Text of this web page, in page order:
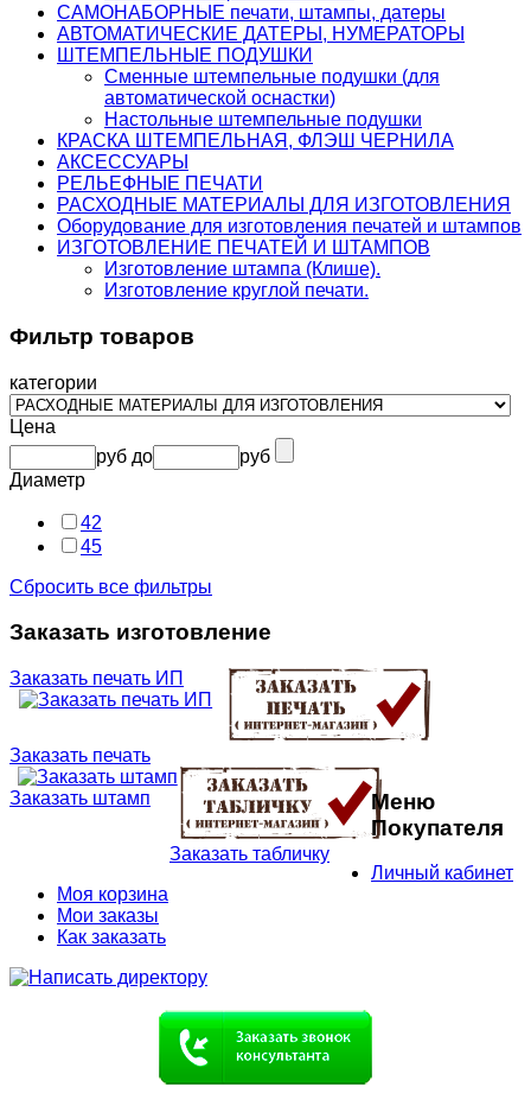
САМОНАБОРНЫЕ печати, штампы, датеры
АВТОМАТИЧЕСКИЕ ДАТЕРЫ, НУМЕРАТОРЫ
ШТЕМПЕЛЬНЫЕ ПОДУШКИ
Сменные штемпельные подушки (для
автоматической оснастки)
Настольные штемпельные подушки
КРАСКА ШТЕМПЕЛЬНАЯ, ФЛЭШ ЧЕРНИЛА
АКСЕССУАРЫ
РЕЛЬЕФНЫЕ ПЕЧАТИ
РАСХОДНЫЕ МАТЕРИАЛЫ ДЛЯ ИЗГОТОВЛЕНИЯ
Оборудование для изготовления печатей и штампов
ИЗГОТОВЛЕНИЕ ПЕЧАТЕЙ И ШТАМПОВ
Изготовление штампа (Клише).
Изготовление круглой печати.
Фильтр товаров
категории
Цена
руб до
руб
Диаметр
42
45
Сбросить все фильтры
Заказать изготовление
Заказать печать ИП
Заказать печать
Заказать штамп
Заказать табличку
Меню
Покупателя
Личный кабинет
Моя корзина
Мои заказы
Как заказать